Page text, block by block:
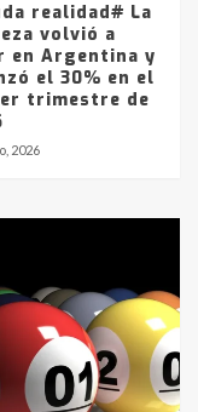
realidad# La
volvió a
en Argentina y
el 30% en el
trimestre de
2026